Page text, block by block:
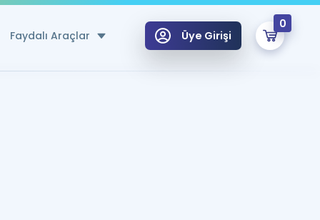
Faydalı Araçlar
Hesaplama Aracı
Üye Girişi
0